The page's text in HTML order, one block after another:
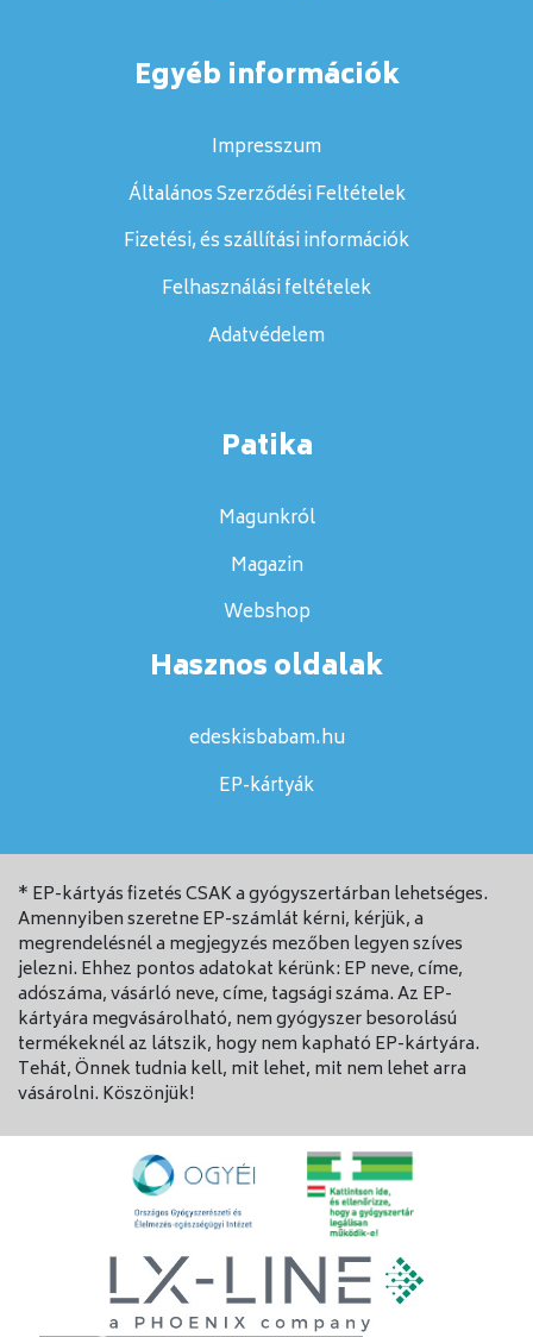
Egyéb információk
Impresszum
Általános Szerződési Feltételek
Fizetési, és szállítási információk
Felhasználási feltételek
Adatvédelem
Patika
Magunkról
Magazin
Webshop
Hasznos oldalak
edeskisbabam.hu
EP-kártyák
* EP-kártyás fizetés CSAK a gyógyszertárban lehetséges.
Amennyiben szeretne EP-számlát kérni, kérjük, a
megrendelésnél a megjegyzés mezőben legyen szíves
jelezni. Ehhez pontos adatokat kérünk: EP neve, címe,
adószáma, vásárló neve, címe, tagsági száma. Az EP-
kártyára megvásárolható, nem gyógyszer besorolású
termékeknél az látszik, hogy nem kapható EP-kártyára.
Tehát, Önnek tudnia kell, mit lehet, mit nem lehet arra
vásárolni. Köszönjük!